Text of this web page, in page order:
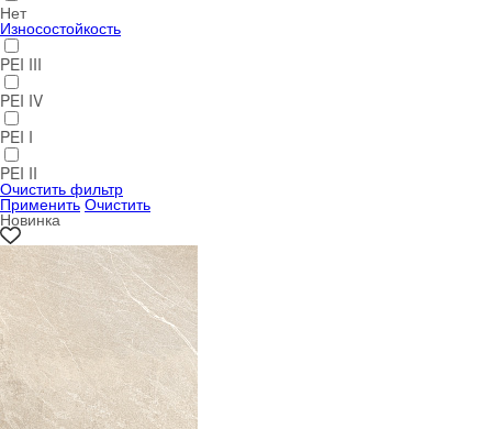
Нет
Износостойкость
PEI III
PEI IV
PEI I
PEI II
Очистить фильтр
Применить Очистить
Новинка